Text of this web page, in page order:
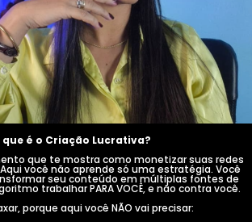
que é o Criação Lucrativa?
que te mostra como monetizar suas redes
você não aprende só uma estratégia. Você
seu conteúdo em múltiplas fontes de
trabalhar PARA VOCÊ, e não contra você.
porque aqui você NÃO vai precisar: